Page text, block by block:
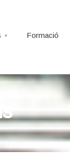
Formació